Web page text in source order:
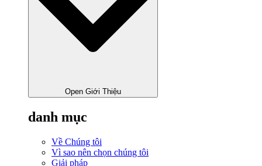
Open Giới Thiệu
danh mục
Về Chúng tôi
Vì sao nên chọn chúng tôi
Giải pháp